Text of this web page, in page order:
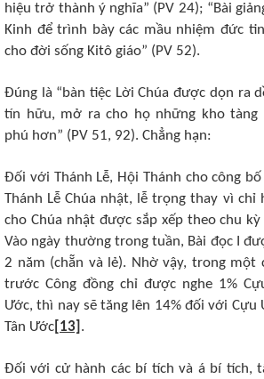
hiệu trở thành ý nghĩa” (PV 24); “Bài
Kinh để trình bày các mầu nhiệm đức
cho đời sống Kitô giáo” (PV 52).
Đúng là “bàn tiệc Lời Chúa được dọn ra
tín hữu, mở ra cho họ những kho tàng
phú hơn” (PV 51, 92). Chẳng hạn:
Đối với Thánh Lễ, Hội Thánh cho công
Thánh Lễ Chúa nhật, lễ trọng thay vì chỉ
cho Chúa nhật được sắp xếp theo chu
Vào ngày thường trong tuần, Bài đọc I
2 năm (chẵn và lẻ). Nhờ vậy, trong một
trước Công đồng chỉ được nghe 1%
Ước, thì nay sẽ tăng lên 14% đối với Cựu
Tân Ước [13] .
Đối với cử hành các bí tích và á bí tích,